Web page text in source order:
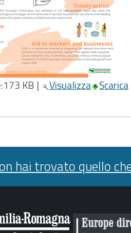
173 KB | Visualizza Scarica
facebook
twitter
hai trovato quello